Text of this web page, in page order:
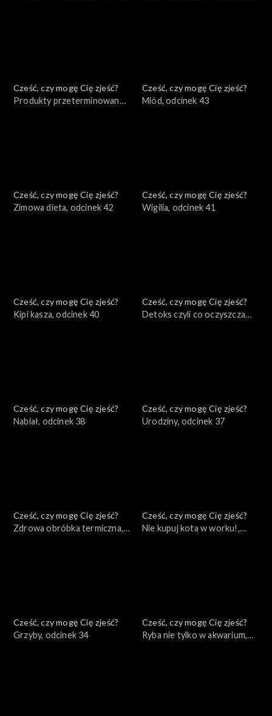
Cześć, czy mogę Cię zjeść?
Produkty przeterminowane,
Cześć, czy mogę Cię zjeść?
Miód, odcinek 43
Cześć, czy mogę Cię zjeść?
Zimowa dieta, odcinek 42
Cześć, czy mogę Cię zjeść?
Wigilia, odcinek 41
Cześć, czy mogę Cię zjeść?
Kipi kasza, odcinek 40
Cześć, czy mogę Cię zjeść?
Detoks czyli co oczyszcza
Cześć, czy mogę Cię zjeść?
Nabiał, odcinek 38
Cześć, czy mogę Cię zjeść?
Urodziny, odcinek 37
Cześć, czy mogę Cię zjeść?
Zdrowa obróbka termiczna,
Cześć, czy mogę Cię zjeść?
Nie kupuj kota w worku!,
Cześć, czy mogę Cię zjeść?
Grzyby, odcinek 34
Cześć, czy mogę Cię zjeść?
Ryba nie tylko w akwarium,